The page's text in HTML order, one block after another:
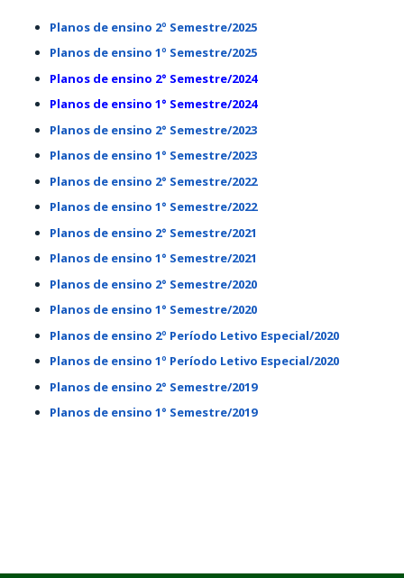
Planos de ensino 2º Semestre/2025
Planos de ensino 1º Semestre/2025
Planos de ensino 2° Semestre/2024
Planos de ensino 1° Semestre/2024
Planos de ensino 2° Semestre/2023
Planos de ensino 1° Semestre/2023
Planos de ensino 2° Semestre/2022
Planos de ensino 1° Semestre/2022
Planos de ensino 2° Semestre/2021
Planos de ensino 1° Semestre/2021
Planos de ensino 2° Semestre/2020
Planos de ensino 1° Semestre/2020
Planos de ensino 2º Período Letivo Especial/2020
Planos de ensino 1º Período Letivo Especial/2020
Planos de ensino 2° Semestre/2019
Planos de ensino 1° Semestre/2019